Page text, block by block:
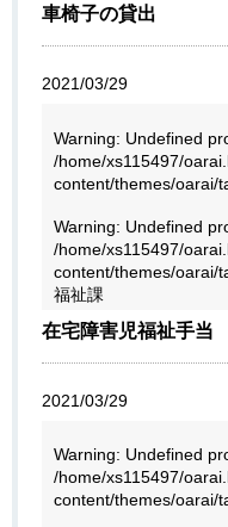
車椅子の貸出
2021/03/29
Warning: Undefined
/home/xs115497/
content/themes/oarai/
Warning: Undefined
/home/xs115497/
content/themes/oarai/
福祉課
在宅障害児福祉手当
2021/03/29
Warning: Undefined
/home/xs115497/
content/themes/oarai/